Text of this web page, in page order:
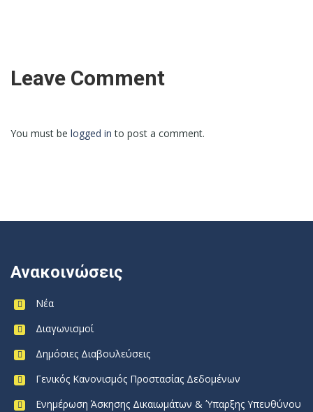
Leave Comment
You must be logged in to post a comment.
Ανακοινώσεις
Νέα
Διαγωνισμοί
Δημόσιες Διαβουλεύσεις
Γενικός Κανονισμός Προστασίας Δεδομένων
Ενημέρωση Άσκησης Δικαιωμάτων & Ύπαρξης Υπευθύνου